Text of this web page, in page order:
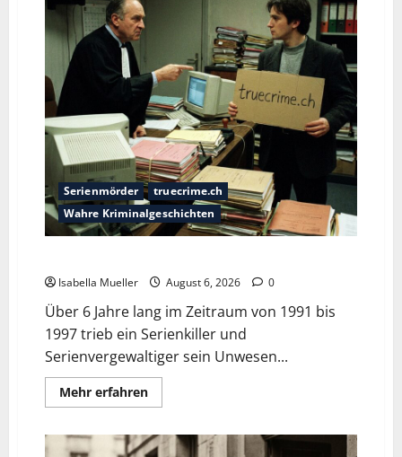
Serienmörder
truecrime.ch
Wahre Kriminalgeschichten
Isabella Mueller August 6, 2026 0
Über 6 Jahre lang im Zeitraum von 1991 bis
1997 trieb ein Serienkiller und
Serienvergewaltiger sein Unwesen...
Mehr erfahren